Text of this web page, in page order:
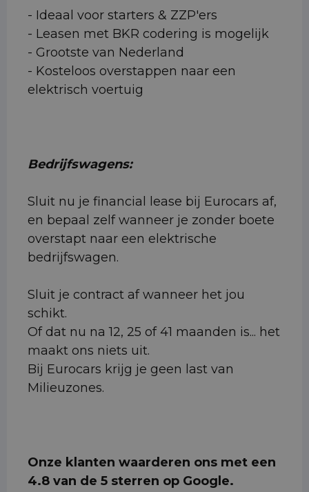
- Ideaal voor starters & ZZP'ers
- Leasen met BKR codering is mogelijk
- Grootste van Nederland
- Kosteloos overstappen naar een
elektrisch voertuig
Bedrijfswagens:
Sluit nu je financial lease bij Eurocars af,
en bepaal zelf wanneer je zonder boete
overstapt naar een elektrische
bedrijfswagen.
Sluit je contract af wanneer het jou
schikt.
Of dat nu na 12, 25 of 41 maanden is... het
maakt ons niets uit.
Bij Eurocars krijg je geen last van
Milieuzones.
Onze klanten waarderen ons met een
4.8 van de 5 sterren op Google.